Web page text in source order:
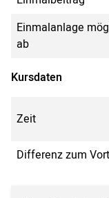
Einmalanlage
ab
Kursdaten
Zeit
Differenz zum